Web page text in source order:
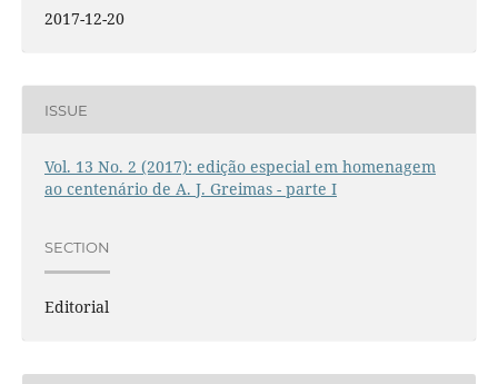
2017-12-20
ISSUE
Vol. 13 No. 2 (2017): edição especial em homenagem
ao centenário de A. J. Greimas - parte I
SECTION
Editorial